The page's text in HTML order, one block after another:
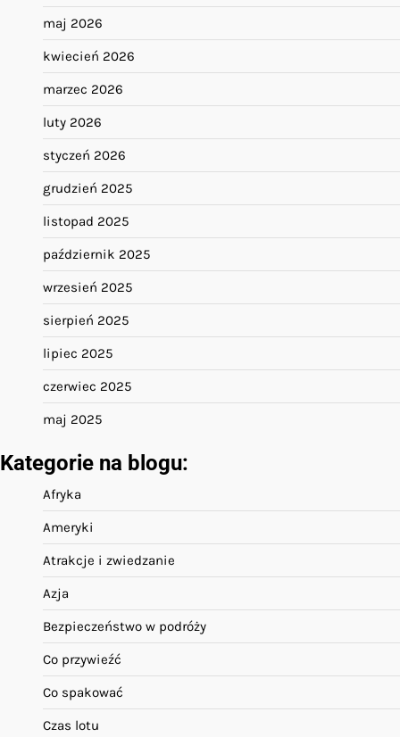
maj 2026
kwiecień 2026
marzec 2026
luty 2026
styczeń 2026
grudzień 2025
listopad 2025
październik 2025
wrzesień 2025
sierpień 2025
lipiec 2025
czerwiec 2025
maj 2025
Kategorie na blogu:
Afryka
Ameryki
Atrakcje i zwiedzanie
Azja
Bezpieczeństwo w podróży
Co przywieźć
Co spakować
Czas lotu